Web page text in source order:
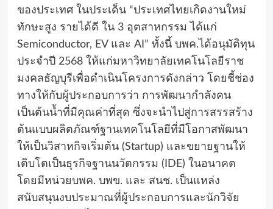
ของประเทศ ในประเด็น “ประเทศไทยเกิดงานใหม่
ทักษะสูง รายได้ดี ใน 3 อุตสาหกรรม ได้แก่
Semiconductor, EV และ AI” ทั้งนี้ บพค.ได้อนุมัติทุน
ประจำปี 2568 ให้แก่มหาวิทยาลัยเทคโนโลยีราช
มงคลธัญบุรีเพื่อดำเนินโครงการดังกล่าว โดยชี้ช่อง
ทางให้กับผู้ประกอบการว่า การพัฒนากำลังคน
เป็นต้นน้ำที่มีคุณค่าที่สุด ซึ่งจะนำไปสู่การสรรสร้าง
ต้นแบบผลิตภัณฑ์ฐานเทคโนโลยีที่มีโอกาสพัฒนา
ให้เป็นวิสาหกิจเริ่มต้น (Startup) และขยายฐานให้
เติบโตเป็นธุรกิจฐานนวัตกรรม (IDE) ในอนาคต
โดยมีหน่วยบพค. บพข. และ สนช. เป็นแหล่ง
สนับสนุนงบประมาณที่ผู้ประกอบการและนักวิจัย